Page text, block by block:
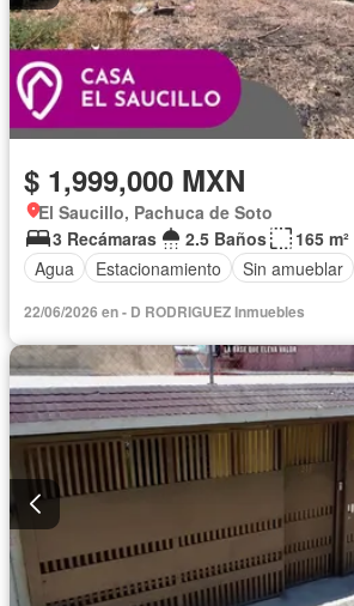
$ 1,999,000 MXN
El Saucillo, Pachuca de Soto
3 Recámaras
2.5 Baños
165 m²
Agua
Estacionamiento Sin amueblar
22/06/2026 en - D RODRIGUEZ Inmuebles